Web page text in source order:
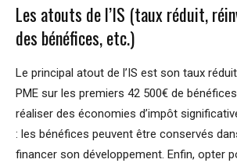
Les atouts de l’IS (taux réduit,
des bénéfices, etc.)
Le principal atout de l’IS est son taux
PME sur les premiers 42 500€ de
réaliser des économies d’impôt
: les bénéfices peuvent être conservés
financer son développement. Enfin, opter